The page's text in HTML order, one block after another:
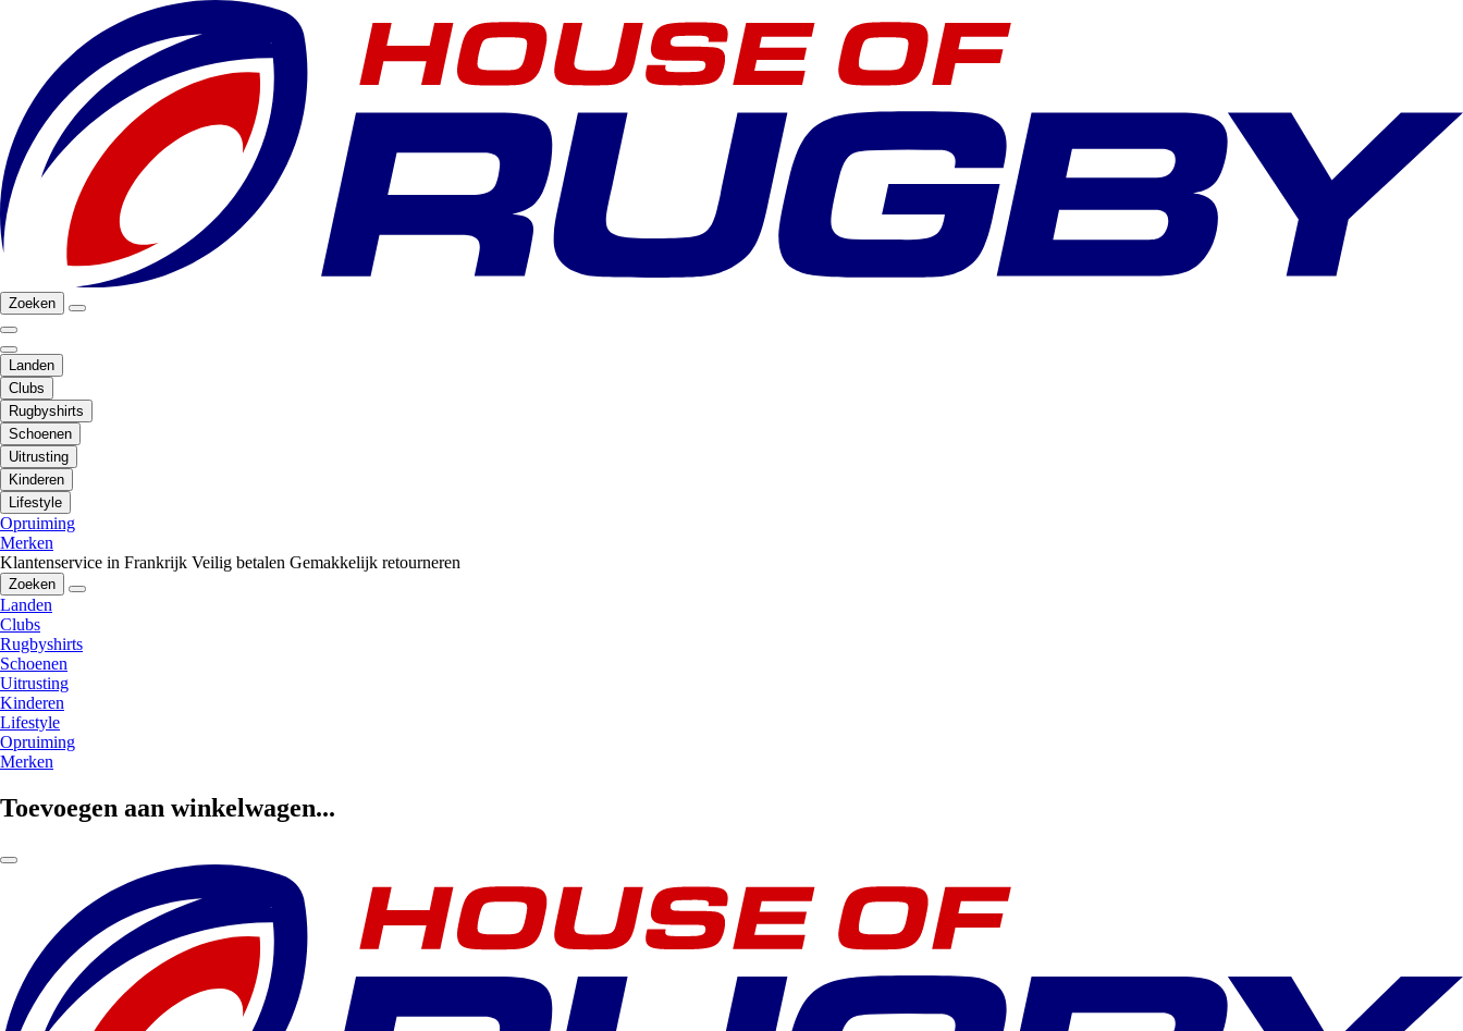
Zoeken
Landen
Clubs
Rugbyshirts
Schoenen
Uitrusting
Kinderen
Lifestyle
Opruiming
Merken
Klantenservice in Frankrijk Veilig betalen Gemakkelijk retourneren
Zoeken
Landen
Clubs
Rugbyshirts
Schoenen
Uitrusting
Kinderen
Lifestyle
Opruiming
Merken
Toevoegen aan winkelwagen...